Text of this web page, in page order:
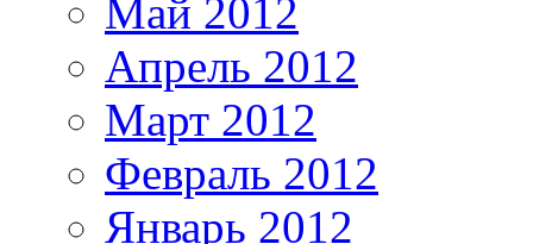
Май 2012
Апрель 2012
Март 2012
Февраль 2012
Январь 2012